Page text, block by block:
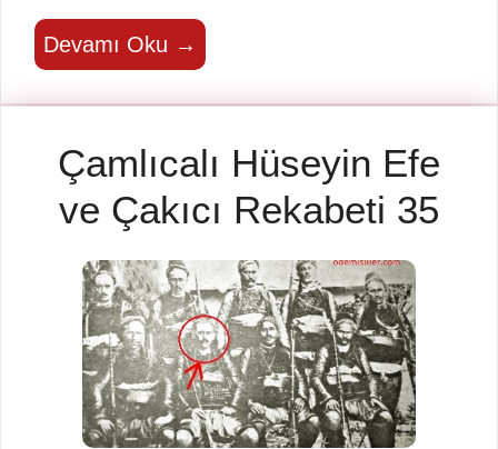
Devamı Oku →
Çamlıcalı Hüseyin Efe
ve Çakıcı Rekabeti 35